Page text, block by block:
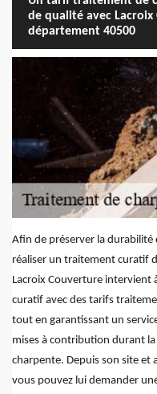
de qualité avec
département 40500
Afin de préserver la
réaliser un traitement curatif
Lacroix Couverture intervient
curatif avec des tarifs
tout en garantissant un
mises à contribution durant
charpente. Depuis son site et
vous pouvez lui demander